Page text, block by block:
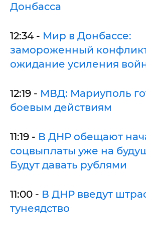
Донбасса
12:34 - Мир в Донбассе:
замороженный
ожидание усиления
12:19 - МВД: Мариуполь
боевым действиям
11:19 - В ДНР обещают
соцвыплаты уже на
Будут давать рублями
11:00 - В ДНР введут
тунеядство